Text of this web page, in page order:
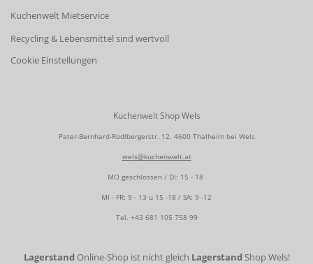
Kuchenwelt Mietservice
Recycling & Lebensmittel sind wertvoll
Cookie Einstellungen
Kuchenwelt Shop Wels
Pater-Bernhard-Rodlbergerstr. 12, 4600 Thalheim bei Wels
wels@kuchenwelt.at
MO geschlossen / DI: 15 - 18
MI - FR: 9 - 13 u 15 -18 / SA: 9 -12
Tel. +43 681 105 758 99
Lagerstand Online-Shop ist nicht gleich Lagerstand Shop Wels!